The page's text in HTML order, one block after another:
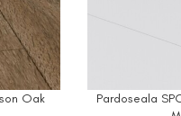
Oak
ADD TO CART
Pardoseala